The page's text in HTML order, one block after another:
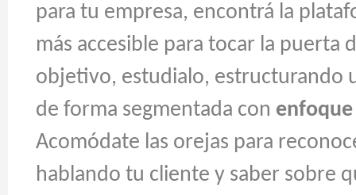
para tu empresa, encontrá la
más accesible para tocar la puerta
objetivo, estudialo, estructurando
de forma segmentada con enfoque
Acomódate las orejas para
hablando tu cliente y saber sobre